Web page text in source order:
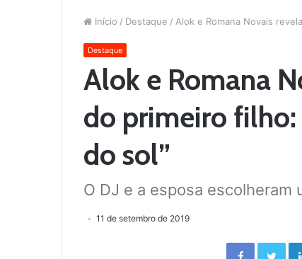
Início / Destaque / Alok e Romana Novais
Destaque
Alok e Romana
do primeiro filho:
do sol”
O DJ e a esposa escolheram
11 de setembro de 2019
Facebook Twitter